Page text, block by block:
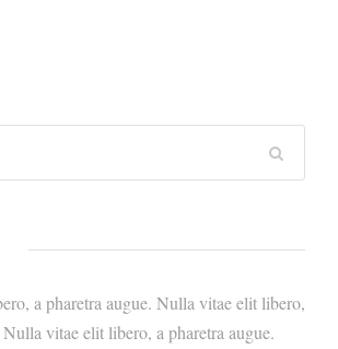
a pharetra augue. Nulla vitae elit libero,
vitae elit libero, a pharetra augue.